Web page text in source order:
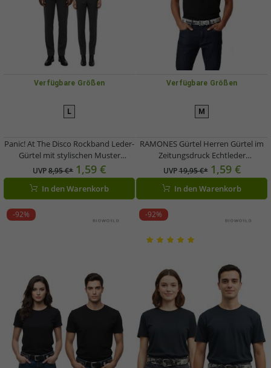
Verfügbare Größen
L
Panic! At The Disco Rockband Leder-
Gürtel mit stylischen Muster
Freizeit-Gürtel Weiß/Grau
UVP8,95 €* 1,59 €
In den Warenkorb
Verfügbare Größen
M
RAMONES Gürtel Herren Gürtel im
Zeitungsdruck Echtleder
BT106126RAM3 Weiß
UVP19,95 €* 1,59 €
In den Warenkorb
-92% -92%